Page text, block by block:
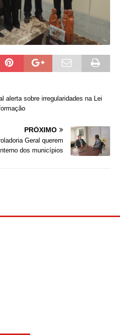
alerta sobre irregularidades na Lei
PRÓXIMO
Geral querem
dos municípios